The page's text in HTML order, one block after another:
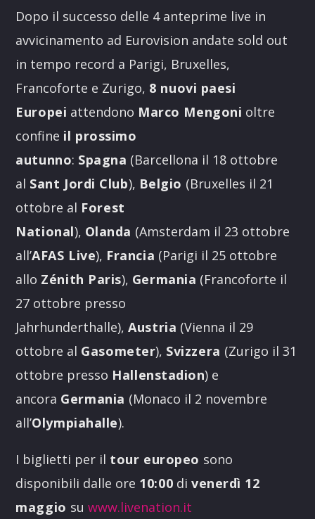
Dopo il successo delle 4 anteprime live in
avvicinamento ad Eurovision andate sold out
in tempo record a Parigi, Bruxelles,
Francoforte e Zurigo, 8 nuovi paesi
Europei attendono Marco Mengoni oltre
confine il prossimo
autunno: Spagna (Barcellona il 18 ottobre
al Sant Jordi Club), Belgio (Bruxelles il 21
ottobre al Forest
National), Olanda (Amsterdam il 23 ottobre
all’AFAS Live), Francia (Parigi il 25 ottobre
allo Zénith Paris), Germania (Francoforte il
27 ottobre presso
Jahrhunderthalle),Austria (Vienna il 29
ottobre al Gasometer), Svizzera (Zurigo il 31
ottobre presso Hallenstadion) e
ancora Germania (Monaco il 2 novembre
all’Olympiahalle).
I biglietti per il tour europeo sono
disponibili dalle ore 10:00 divenerdì 12
maggio su www.livenation.it